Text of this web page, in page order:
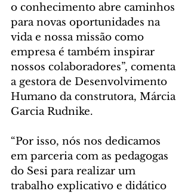
o conhecimento abre caminhos
para novas oportunidades na
vida e nossa missão como
empresa é também inspirar
nossos colaboradores”, comenta
a gestora de Desenvolvimento
Humano da construtora, Márcia
Garcia Rudnike.
“Por isso, nós nos dedicamos
em parceria com as pedagogas
do Sesi para realizar um
trabalho explicativo e didático